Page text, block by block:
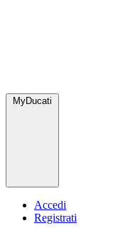
MyDucati
Accedi
Registrati